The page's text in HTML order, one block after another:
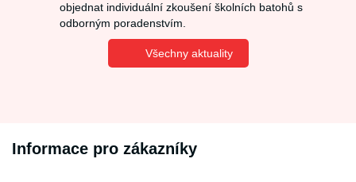
objednat individuální zkoušení školních batohů s
odborným poradenstvím.
Všechny aktuality
Informace pro zákazníky